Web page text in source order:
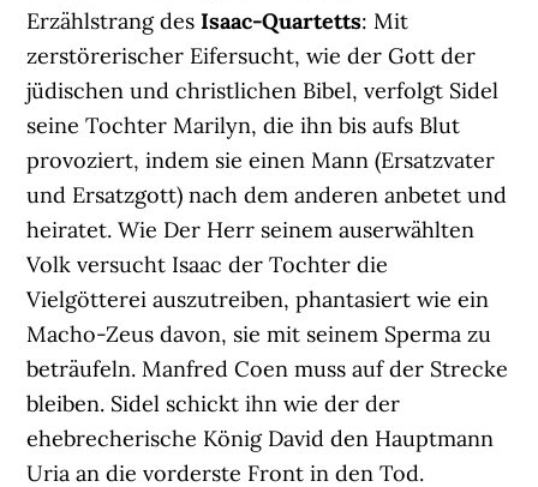
Erzählstrang desIsaac-Quartetts: Mit
zerstörerischer Eifersucht, wie der Gott der
jüdischen und christlichen Bibel, verfolgt Sidel
seine Tochter Marilyn, die ihn bis aufs Blut
provoziert, indem sie einen Mann (Ersatzvater
und Ersatzgott) nach dem anderen anbetet und
heiratet. Wie Der Herr seinem auserwählten
Volk versucht Isaac der Tochter die
Vielgötterei auszutreiben, phantasiert wie ein
Macho-Zeus davon, sie mit seinem Sperma zu
beträufeln. Manfred Coen muss auf der Strecke
bleiben. Sidel schickt ihn wie der der
ehebrecherische König David den Hauptmann
Uria an die vorderste Front in den Tod.